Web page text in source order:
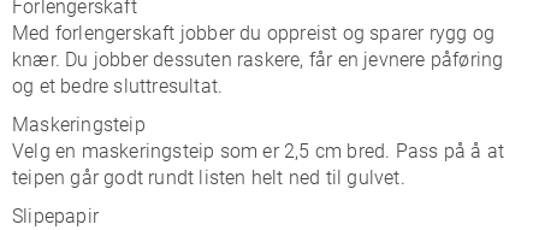
Forlengerskaft
Med forlengerskaft jobber du oppreist og sparer rygg og
knær. Du jobber dessuten raskere, får en jevnere påføring
og et bedre sluttresultat.
Maskeringsteip
Velg en maskeringsteip som er 2,5 cm bred. Pass på å at
teipen går godt rundt listen helt ned til gulvet.
Slipepapir